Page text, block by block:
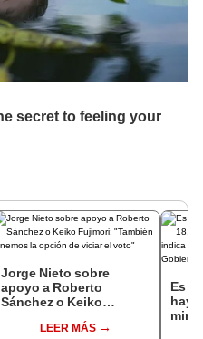
Jorge Nieto sobre
apoyo a Roberto
Sánchez o Keiko
tenemos la opción de
LEER MÁS
Es
haya